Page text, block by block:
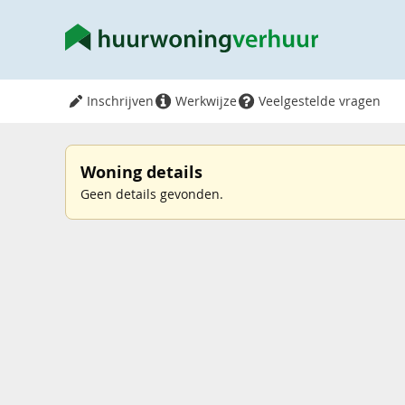
Inschrijven Werkwijze Veelgestelde vragen
Woning details
Geen details gevonden.